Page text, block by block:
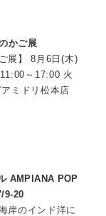
かご展
展】 8月6日(木)
～17:00 火
ミドリ松本店
AMPIANA POP
9-20
岸のインド洋に